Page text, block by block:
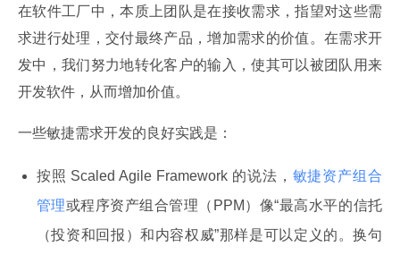
在软件工厂中，本质上团队是在接收需求，指望对这些需
求进行处理，交付最终产品，增加需求的价值。在需求开
发中，我们努力地转化客户的输入，使其可以被团队用来
开发软件，从而增加价值。
一些敏捷需求开发的良好实践是：
按照 Scaled Agile Framework 的说法， 敏捷资产组合
管理或程序资产组合管理（PPM）像“最高水平的信托
（投资和回报）和内容权威”那样是可以定义的。换句